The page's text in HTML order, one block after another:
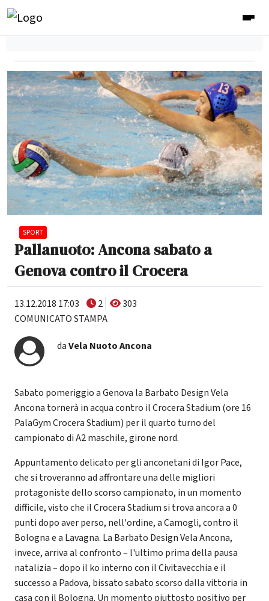
SPORT
Pallanuoto: Ancona sabato a
Genova contro il Crocera
13.12.2018 17:03 2
303
COMUNICATO STAMPA
daVela Nuoto Ancona
Sabato pomeriggio a Genova la Barbato Design Vela
Ancona tornerà in acqua contro il Crocera Stadium (ore 16
PalaGym Crocera Stadium) per il quarto turno del
campionato di A2 maschile, girone nord.
Appuntamento delicato per gli anconetani di Igor Pace,
che si troveranno ad affrontare una delle migliori
protagoniste dello scorso campionato, in un momento
difficile, visto che il Crocera Stadium si trova ancora a 0
punti dopo aver perso, nell'ordine, a Camogli, contro il
Bologna e a Lavagna. La Barbato Design Vela Ancona,
invece, arriva al confronto – l'ultimo prima della pausa
natalizia – dopo il ko interno con il Civitavecchia e il
successo a Padova, bissato sabato scorso dalla vittoria in
casa con il Bologna. Un momento piuttosto positivo per